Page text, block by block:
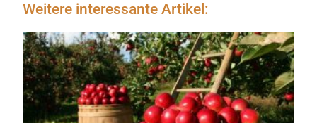
Weitere interessante Artikel: